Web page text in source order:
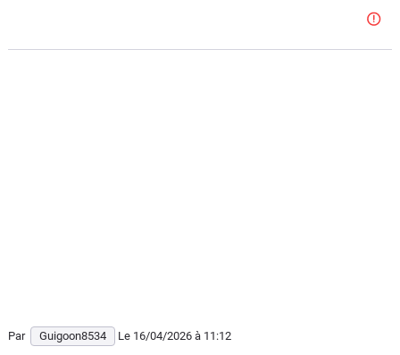
Par Guigoon8534 Le 16/04/2026 à 11:12